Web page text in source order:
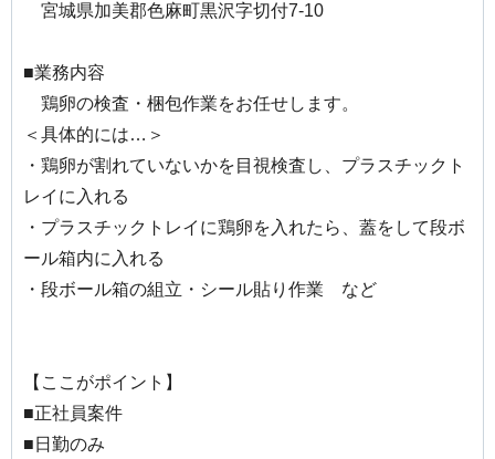
宮城県加美郡色麻町黒沢字切付7-10
■業務内容
鶏卵の検査・梱包作業をお任せします。
＜具体的には…＞
・鶏卵が割れていないかを目視検査し、プラスチックト
レイに入れる
・プラスチックトレイに鶏卵を入れたら、蓋をして段ボ
ール箱内に入れる
・段ボール箱の組立・シール貼り作業 など
【ここがポイント】
■正社員案件
■日勤のみ